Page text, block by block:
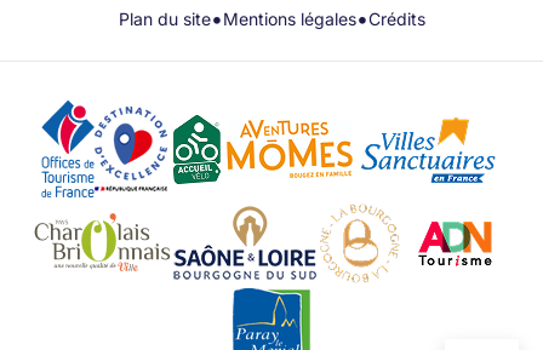
Plan du site•Mentions légales•Crédits